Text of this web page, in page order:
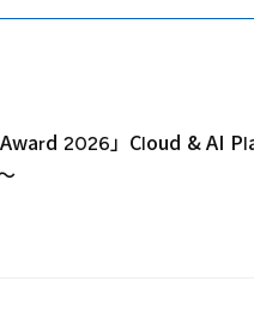
2026」Cloud & AI